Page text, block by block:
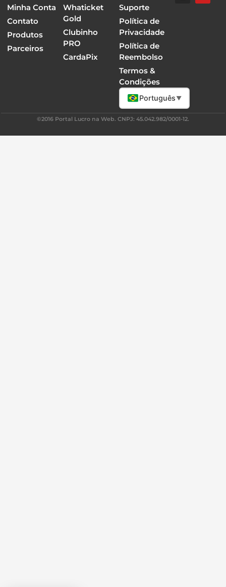
Minha Conta
Contato
Produtos
Parceiros
Whaticket
Gold
Clubinho
PRO
CardaPix
Suporte
Política de
Privacidade
Política de
Reembolso
Termos &
Condições
Português ▼
©2016 Portal Lucro na Web. CNPJ: 45.042.982/0001-12.